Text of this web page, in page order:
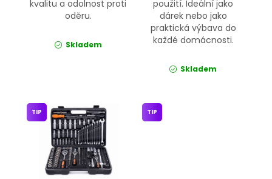
kvalitu a odolnost proti
oděru.
Skladem
použití. Ideální jako
dárek nebo jako
praktická výbava do
každé domácnosti.
Skladem
TIP TIP